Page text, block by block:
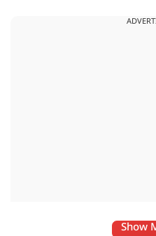
भास्कर ने अपनी भड़ास निकाली है.
Show